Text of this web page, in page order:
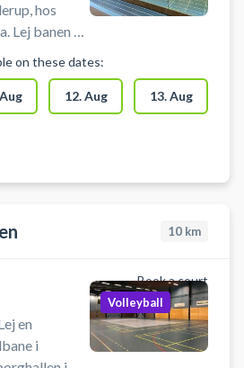
hos
Lej banen og
booking
i
er
af
on these dates:
12. Aug 13. Aug
10 km
Book a court
en
i
Volleyball